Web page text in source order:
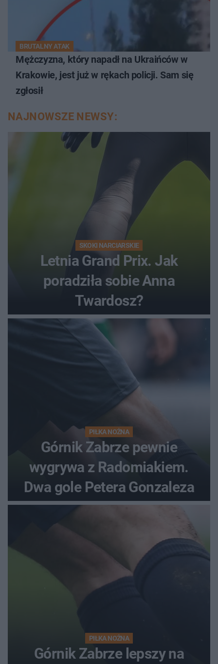
BRUTALNY ATAK
Mężczyzna, który napadł na Ukraińców w
Krakowie, jest już w rękach policji. Sam się
zgłosił
NAJNOWSZE NEWSY:
SKOKI NARCIARSKIE
Letnia Grand Prix. Jak
poradziła sobie Anna
Twardosz?
PIŁKA NOŻNA
Górnik Zabrze pewnie
wygrywa z Radomiakiem.
Dwa gole Petera Gonzaleza
PIŁKA NOŻNA
Górnik Zabrze lepszy na